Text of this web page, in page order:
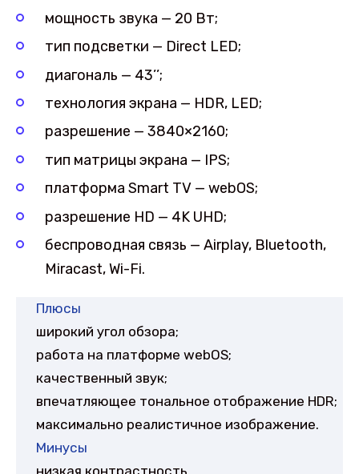
мощность звука — 20 Вт;
тип подсветки — Direct LED;
диагональ — 43’’;
технология экрана — HDR, LED;
разрешение — 3840×2160;
тип матрицы экрана — IPS;
платформа Smart TV — webOS;
разрешение HD — 4K UHD;
беспроводная связь — Airplay, Bluetooth,
Miracast, Wi-Fi.
Плюсы
широкий угол обзора;
работа на платформе webOS;
качественный звук;
впечатляющее тональное отображение HDR;
максимально реалистичное изображение.
Минусы